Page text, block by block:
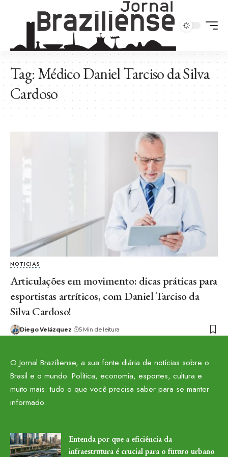
Tag:Médico Daniel Tarciso da Silva
Cardoso
NOTICIAS
Articulações em movimento: dicas práticas para
esportistas artríticos, com Daniel Tarciso da
Silva Cardoso!
Diego Velázquez 5 Min de leitura
O Jornal Braziliense, a sua fonte diária de notícias sobre o
Brasil e o mundo. Política, economia, esportes, cultura e
muito mais: tudo o que você precisa saber para se manter
informado.
Entenda por que a eficiência da
infraestrutura é crucial para o futuro urbano